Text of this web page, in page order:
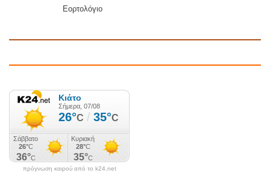
Εορτολόγιο
πρόγνωση καιρού από το k24.net